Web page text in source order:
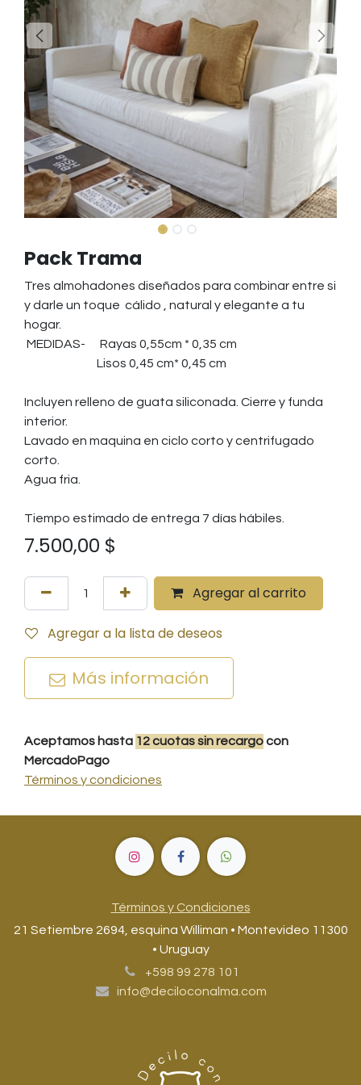
Pack Trama
Tres almohadones diseñados para combinar entre si
y darle un toque cálido , natural y elegante a tu
hogar.
MEDIDAS- Rayas 0,55cm * 0,35 cm
Lisos 0,45 cm* 0,45 cm
Incluyen relleno de guata siliconada. Cierre y funda
interior.
Lavado en maquina en ciclo corto y centrifugado
corto.
Agua fria.
Tiempo estimado de entrega 7 días hábiles.
7.500,00 $
Agregar al carrito
Agregar a la lista de deseos
Más información
Aceptamos hasta 12cuotassin recargocon
MercadoPago
Términos y condiciones
Términos y Condiciones
21 Setiembre 2694, esquina Williman • Montevideo 11300
• Uruguay
+598 99 278 101
info@deciloconalma.com